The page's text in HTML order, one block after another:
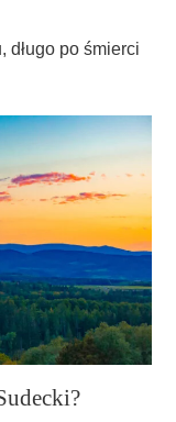
długo po śmierci